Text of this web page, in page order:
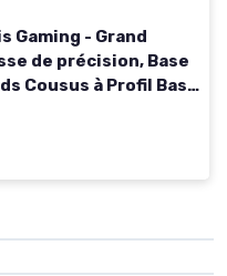
Gaming - Grand
de précision, Base
Cousus à Profil Bas,